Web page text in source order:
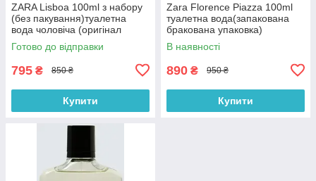
ZARA Lisboa 100ml з набору
(без пакування)туалетна
вода чоловіча (оригінал
оригінал Іспанія)
Готово до відправки
795 ₴ 850 ₴
Купити
Zara Florence Piazza 100ml
туалетна вода(запакована
бракована упаковка)
(оригінал оригінал Іспанія)
В наявності
890 ₴ 950 ₴
Купити